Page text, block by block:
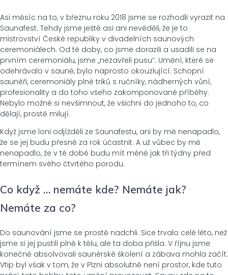
Asi měsíc na to, v březnu roku 2018 jsme se rozhodli vyrazit na
Saunafest. Tehdy jsme ještě asi ani nevěděli, že je to
mistrovství České republiky v divadelních saunových
ceremoniálech. Od té doby, co jsme dorazili a usadili se na
prvním ceremoniálu, jsme „nezavřeli pusu“. Umění, které se
odehrávalo v sauně, bylo naprosto okouzlující. Schopní
saunéři, ceremoniály plné triků s ručníky, nádherných vůní,
profesionality a do toho všeho zakomponované příběhy.
Nebylo možné si nevšimnout, že všichni do jednoho to, co
dělají, prostě milují.
Když jsme loni odjížděli ze Saunafestu, ani by mě nenapadlo,
že se jej budu přesně za rok účastnit. A už vůbec by mě
nenapadlo, že v té době budu mít méně jak tři týdny před
termínem svého čtvrtého porodu.
Co když … nemáte kde? Nemáte jak?
Nemáte za co?
Do saunování jsme se prostě nadchli. Sice trvalo celé léto, než
jsme si jej pustili plně k tělu, ale ta doba přišla. V říjnu jsme
konečně absolvovali saunérské školení a zábava mohla začít.
Vtip byl však v tom, že v Plzni absolutně není prostor, kde tuto